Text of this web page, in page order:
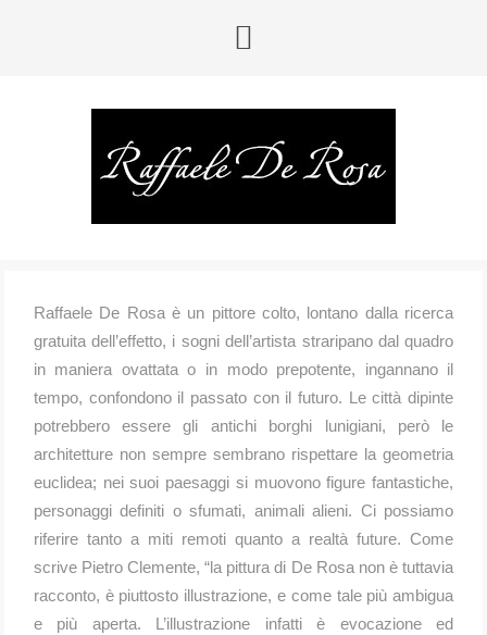
Raffaele De Rosa è un pittore colto, lontano dalla ricerca
gratuita dell’effetto, i sogni dell’artista straripano dal quadro
in maniera ovattata o in modo prepotente, ingannano il
tempo, confondono il passato con il futuro. Le città dipin­te
potrebbero essere gli antichi borghi lunigiani, però le
architetture non sempre sembrano rispettare la geometria
euclidea; nei suoi paesaggi si muovono figure fantastiche,
personaggi definiti o sfumati, animali alieni. Ci possiamo
riferire tanto a miti remoti quanto a realtà future. Come
scrive Pietro Clemente, “la pittura di De Rosa non è tutta­via
racconto, è piuttosto illustrazione, e come tale più ambigua
e più aperta. L’illustrazione infatti è evocazione ed